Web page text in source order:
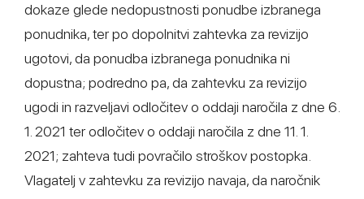
dokaze glede nedopustnosti ponudbe izbranega
ponudnika, ter po dopolnitvi zahtevka za revizijo
ugotovi, da ponudba izbranega ponudnika ni
dopustna; podredno pa, da zahtevku za revizijo
ugodi in razveljavi odločitev o oddaji naročila z dne 6.
1. 2021 ter odločitev o oddaji naročila z dne 11. 1.
2021; zahteva tudi povračilo stroškov postopka.
Vlagatelj v zahtevku za revizijo navaja, da naročnik